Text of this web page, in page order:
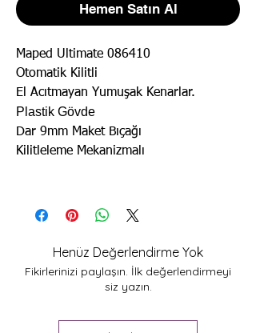
Hemen Satın Al
Maped Ultimate 086410
Otomatik Kilitli
El Acıtmayan Yumuşak Kenarlar.
Plastik Gövde
Dar 9mm Maket Bıçağı
Kilitleleme Mekanizmalı
Henüz Değerlendirme Yok
Fikirlerinizi paylaşın. İlk değerlendirmeyi
siz yazın.